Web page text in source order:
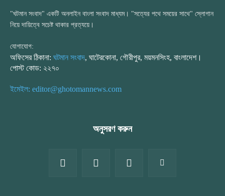
"ঘটমান সংবাদ" একটি অনলাইন বাংলা সংবাদ মাধ্যম। "সত্যের পথে সময়ের সাথে" স্লোগান
নিয়ে দায়িত্বে সচেষ্ট থাকার প্রত্যয়ে।
যোগাযোগ:
অফিসের ঠিকানা: ঘটমান সংবাদ, ঘাটেরকোনা, গৌরীপুর, ময়মনসিংহ, বাংলাদেশ।
পোস্ট কোড: ২২৭০
ইমেইল: editor@ghotomannews.com
অনুসরণ করুন